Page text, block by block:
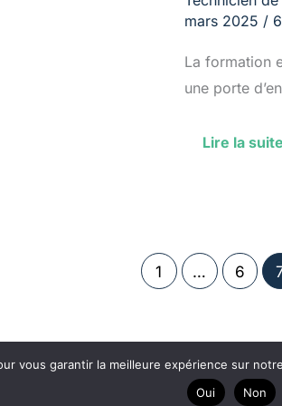
mars 2025 /
La formation
une porte
Lire la suite
1 … 6
vous garantir la meilleure expérience sur
Oui
Non